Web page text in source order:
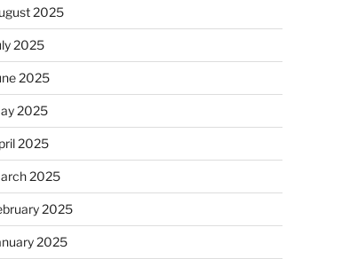
2025
2025
2025
2025
2025
2025
2025
2025